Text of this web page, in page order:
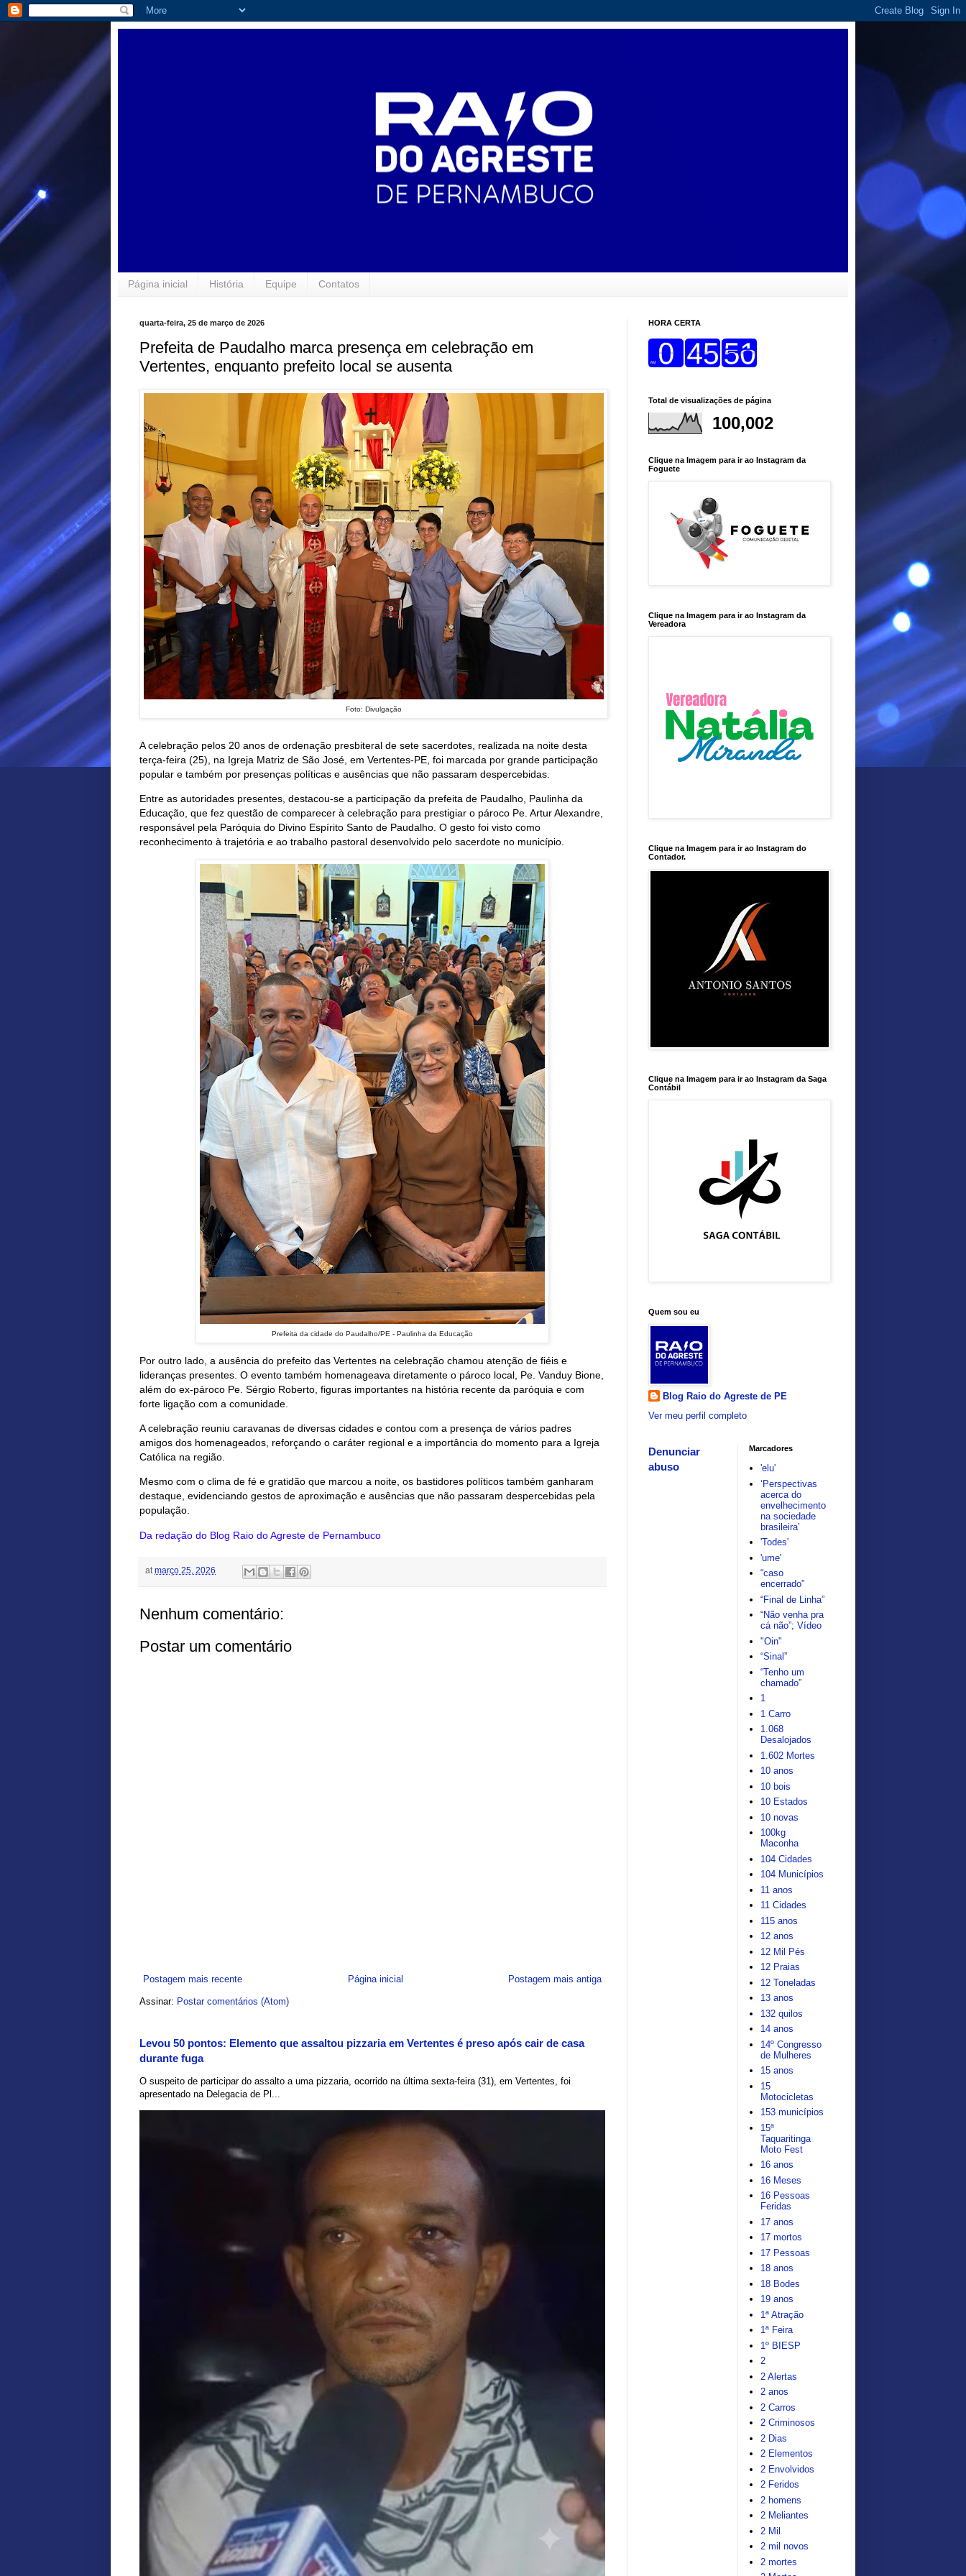
Página inicial História Equipe Contatos
quarta-feira, 25 de março de 2026
Prefeita de Paudalho marca presença em celebração em
Vertentes, enquanto prefeito local se ausenta
Foto: Divulgação
A celebração pelos 20 anos de ordenação presbiteral de sete sacerdotes, realizada na noite desta
terça-feira (25), na Igreja Matriz de São José, em Vertentes-PE, foi marcada por grande participação
popular e também por presenças políticas e ausências que não passaram despercebidas.
Entre as autoridades presentes, destacou-se a participação da prefeita de Paudalho, Paulinha da
Educação, que fez questão de comparecer à celebração para prestigiar o pároco Pe. Artur Alexandre,
responsável pela Paróquia do Divino Espírito Santo de Paudalho. O gesto foi visto como
reconhecimento à trajetória e ao trabalho pastoral desenvolvido pelo sacerdote no município.
Prefeita da cidade do Paudalho/PE - Paulinha da Educação
Por outro lado, a ausência do prefeito das Vertentes na celebração chamou atenção de fiéis e
lideranças presentes. O evento também homenageava diretamente o pároco local, Pe. Vanduy Bione,
além do ex-pároco Pe. Sérgio Roberto, figuras importantes na história recente da paróquia e com
forte ligação com a comunidade.
A celebração reuniu caravanas de diversas cidades e contou com a presença de vários padres
amigos dos homenageados, reforçando o caráter regional e a importância do momento para a Igreja
Católica na região.
Mesmo com o clima de fé e gratidão que marcou a noite, os bastidores políticos também ganharam
destaque, evidenciando gestos de aproximação e ausências que não passaram despercebidas pela
população.
Da redação do Blog Raio do Agreste de Pernambuco
at março 25, 2026
Nenhum comentário:
Postar um comentário
Postagem mais recente Postagem mais antiga
Página inicial
Assinar: Postar comentários (Atom)
Levou 50 pontos: Elemento que assaltou pizzaria em Vertentes é preso após cair de casa
durante fuga
O suspeito de participar do assalto a uma pizzaria, ocorrido na última sexta-feira (31), em Vertentes, foi
apresentado na Delegacia de Pl...
HORA CERTA
Total de visualizações de página
100,002
Clique na Imagem para ir ao Instagram da
Foguete
Clique na Imagem para ir ao Instagram da
Vereadora
Clique na Imagem para ir ao Instagram do
Contador.
Clique na Imagem para ir ao Instagram da Saga
Contábil
Quem sou eu
Blog Raio do Agreste de PE
Ver meu perfil completo
Denunciar
abuso
Marcadores
'elu'
‘Perspectivas
acerca do
envelhecimento
na sociedade
brasileira’
'Todes'
'ume'
“caso
encerrado”
“Final de Linha”
“Não venha pra
cá não”; Vídeo
"Oin"
“Sinal”
“Tenho um
chamado”
1
1 Carro
1.068
Desalojados
1.602 Mortes
10 anos
10 bois
10 Estados
10 novas
100kg
Maconha
104 Cidades
104 Municípios
11 anos
11 Cidades
115 anos
12 anos
12 Mil Pés
12 Praias
12 Toneladas
13 anos
132 quilos
14 anos
14º Congresso
de Mulheres
15 anos
15
Motocicletas
153 municípios
15ª
Taquaritinga
Moto Fest
16 anos
16 Meses
16 Pessoas
Feridas
17 anos
17 mortos
17 Pessoas
18 anos
18 Bodes
19 anos
1ª Atração
1ª Feira
1º BIESP
2
2 Alertas
2 anos
2 Carros
2 Criminosos
2 Dias
2 Elementos
2 Envolvidos
2 Feridos
2 homens
2 Meliantes
2 Mil
2 mil novos
2 mortes